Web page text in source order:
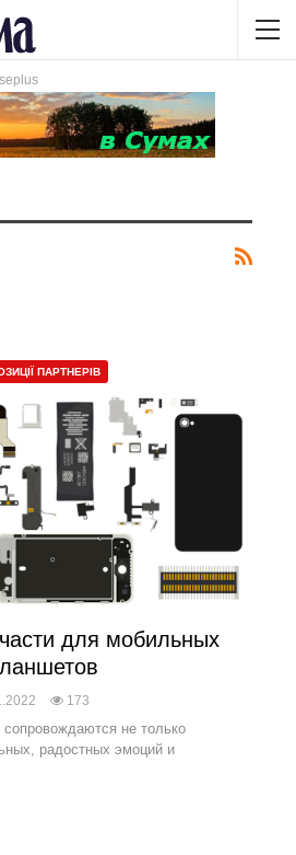
ПАРТНЕРІВ
для мобильных
173
сопровождаются не только
радостных эмоций и